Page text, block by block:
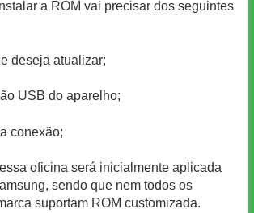
a ROM vai precisar dos seguintes
deseja atualizar;
USB do aparelho;
conexão;
oficina será inicialmente aplicada
sendo que nem todos os
suportam ROM customizada.